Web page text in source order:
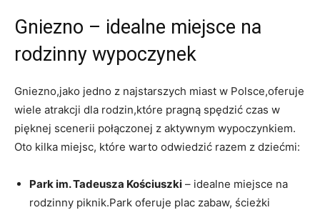
Gniezno – idealne miejsce na
rodzinny ‌wypoczynek
Gniezno,jako jedno z najstarszych miast w Polsce,oferuje‍
wiele‍ atrakcji⁢ dla rodzin,które pragną ⁢spędzić czas w
pięknej scenerii połączonej z aktywnym wypoczynkiem.
Oto kilka​ miejsc, które‌ warto odwiedzić razem⁣ z dziećmi:
Park im.⁢ Tadeusza Kościuszki – idealne miejsce‍ na
⁤rodzinny piknik.Park oferuje ‍plac zabaw, ścieżki